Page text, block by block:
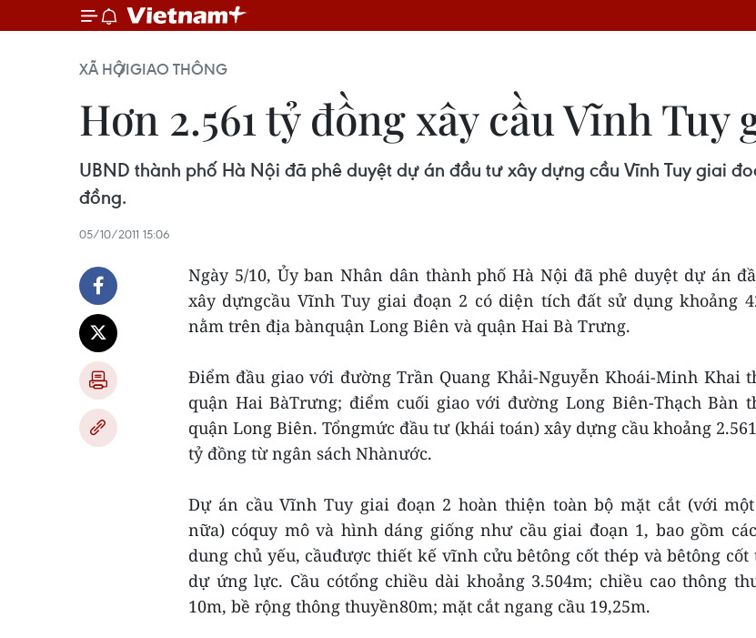
XÃ HỘIGIAO THÔNG
Hơn 2.561 tỷ đồng xây cầu Vĩnh Tuy
UBND thành phố Hà Nội đã phê duyệt dự án đầu tư xây dựng cầu Vĩnh Tuy giai
đồng.
05/10/2011 15:06
Ngày 5/10, Ủy ban Nhân dân thành phố Hà Nội đã phê duyệt dự án
xây dựngcầu Vĩnh Tuy giai đoạn 2 có diện tích đất sử dụng khoảng
nằm trên địa bànquận Long Biên và quận Hai Bà Trưng.
Điểm đầu giao với đường Trần Quang Khải-Nguyễn Khoái-Minh Khai
quận Hai BàTrưng; điểm cuối giao với đường Long Biên-Thạch Bàn
quận Long Biên. Tổngmức đầu tư (khái toán) xây dựng cầu khoảng
tỷ đồng từ ngân sách Nhànước.
Dự án cầu Vĩnh Tuy giai đoạn 2 hoàn thiện toàn bộ mặt cắt (với
nữa) cóquy mô và hình dáng giống như cầu giai đoạn 1, bao gồm
dung chủ yếu, cầuđược thiết kế vĩnh cửu bêtông cốt thép và bêtông cốt
dự ứng lực. Cầu cótổng chiều dài khoảng 3.504m; chiều cao thông
10m, bề rộng thông thuyền80m; mặt cắt ngang cầu 19,25m.